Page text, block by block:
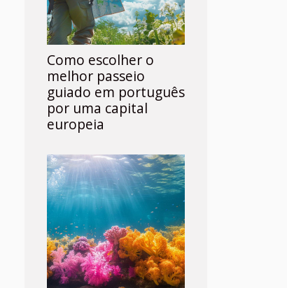
Como escolher o
melhor passeio
guiado em português
por uma capital
europeia